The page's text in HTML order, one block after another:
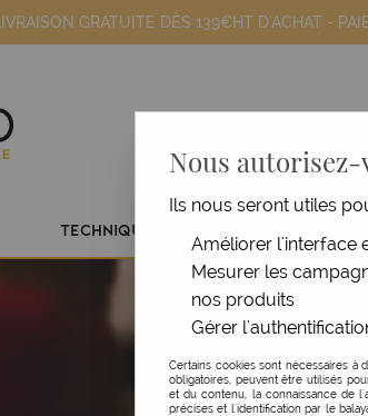
LIVRAISON GRATUITE DÈS 139€HT D'ACHAT -
TECHNIQUE
Nous
Ils nous seront utiles
Améliorer l'interface
Mesurer les
nos produits
Gérer
Certains cookies sont nécessaires à
obligatoires, peuvent être utilisés
et du contenu, la connaissance de
précises et l'identification par le